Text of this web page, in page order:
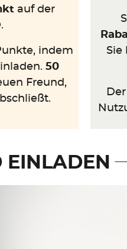
auf der
indem
50
Freund,
Sie
EINLADEN